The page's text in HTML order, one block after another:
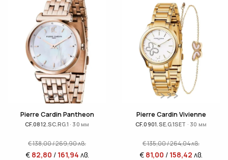
Pierre Cardin Pantheon
CF.0812.SC.RG.1 · 30 мм
€138,00/269,90лв.
€ 82,80 / 161,94 лв.
Pierre Cardin Vivienne
CF.0901.SE.G.1SET · 30 мм
€135,00/264,04лв.
€ 81,00 / 158,42 лв.